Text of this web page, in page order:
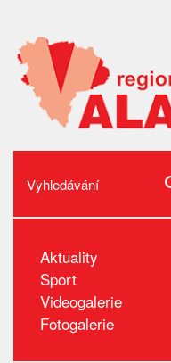
Aktuality
Sport
Videogalerie
Fotogalerie